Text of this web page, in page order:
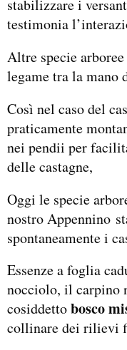
stabilizzare i
testimonia
Altre specie
legame tra la mano
Così nel caso del
praticamente
nei pendii per
delle castagne,
Oggi le specie
nostro Appennino
spontaneamente i
Essenze a foglia
nocciolo, il carpino
cosiddettobosco
collinare dei rilievi